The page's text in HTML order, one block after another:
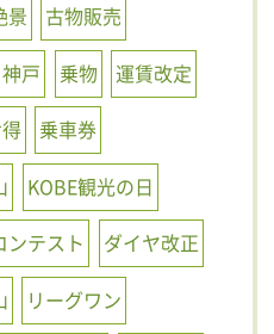
景
古物販売
神戸 乗物
運賃改定
乗車券
KOBE観光の日
ンテスト
ダイヤ改正
リーグワン